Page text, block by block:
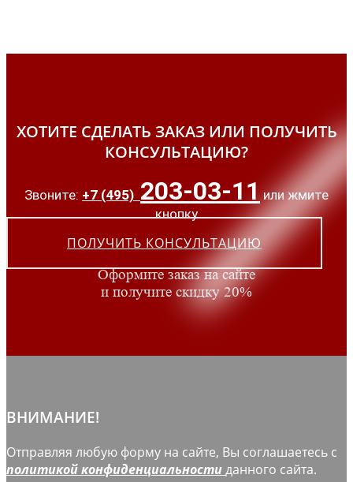
ХОТИТЕ СДЕЛАТЬ ЗАКАЗ ИЛИ ПОЛУЧИТЬ
КОНСУЛЬТАЦИЮ?
Звоните: +7 (495) 203-03-11 или жмите
кнопку
ПОЛУЧИТЬ КОНСУЛЬТАЦИЮ
Оформите заказ на сайте
и получите скидку 20%
ВНИМАНИЕ!
Отправляя любую форму на сайте, Вы соглашаетесь с
политикой конфиденциальностиданного сайта.